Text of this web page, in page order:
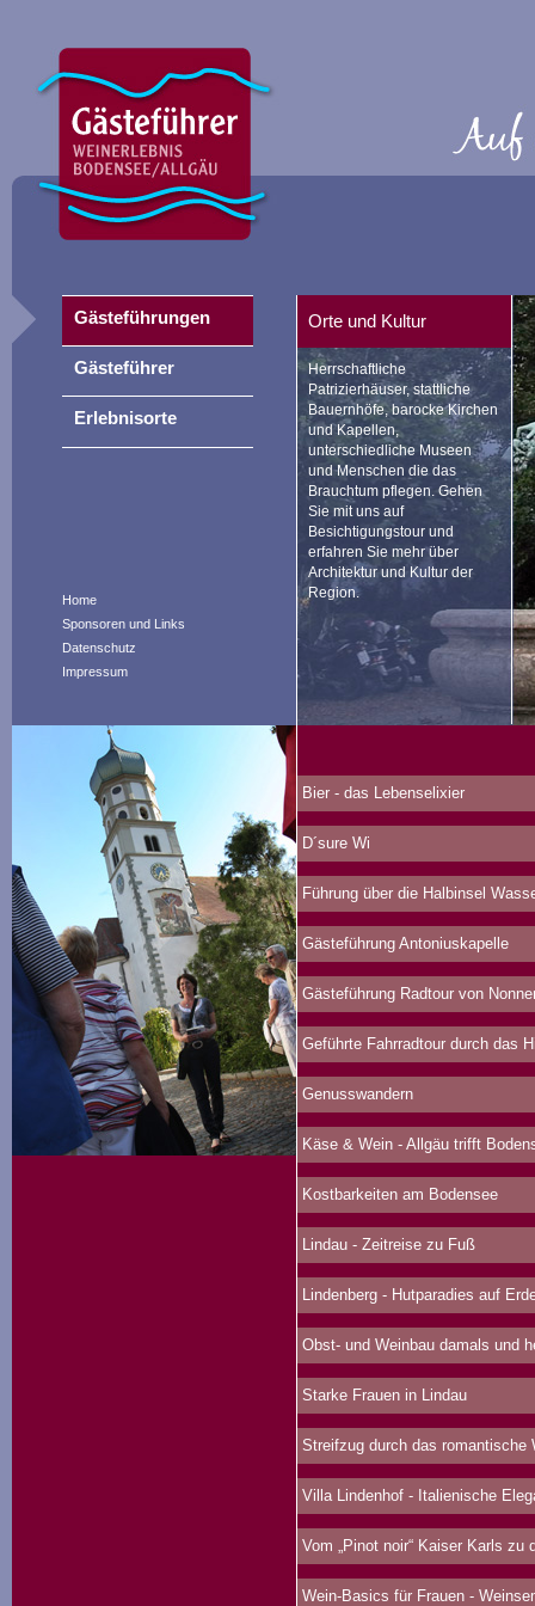
Home
Sponsoren und Links
Datenschutz
Impressum
Orte und Kultur
Herrschaftliche
Patrizierhäuser, stattliche
Bauernhöfe, barocke Kirchen
und Kapellen,
unterschiedliche Museen
und Menschen die das
Brauchtum pflegen. Gehen
Sie mit uns auf
Besichtigungstour und
erfahren Sie mehr über
Architektur und Kultur der
Region.
Bier - das Lebenselixier
D´sure Wi
Führung über die Halbinsel
Gästeführung Antoniuskapelle
Gästeführung Radtour von
Geführte Fahrradtour durch das
Genusswandern
Käse & Wein - Allgäu trifft
Kostbarkeiten am Bodensee
Lindau - Zeitreise zu Fuß
Lindenberg - Hutparadies auf
Obst- und Weinbau damals und
Starke Frauen in Lindau
Streifzug durch das romantische
Villa Lindenhof - Italienische
Vom „Pinot noir“ Kaiser Karls zu
Wein-Basics für Frauen -
Gästeführungen
Gästeführer
Erlebnisorte